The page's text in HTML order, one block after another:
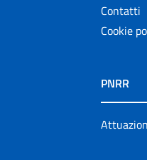
Contatti
Cookie
PNRR